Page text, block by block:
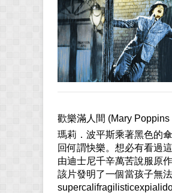
歡樂滿人間 (Mary Poppins
瑪莉．波平斯乘著黑色的
回何謂快樂。想必有看過
由迪士尼千辛萬苦說服原
該片發明了一個當孩子無